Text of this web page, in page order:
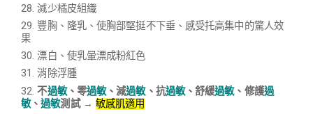
28. 減少橘皮組織
29. 豐胸、隆乳、使胸部堅挺不下垂、感受托高集中的驚人效
果
30. 漂白、使乳暈漂成粉紅色
31.消除浮腫
32.不過敏、零過敏、減過敏、抗過敏、舒緩過敏、修護過
敏、過敏測試→ 敏感肌適用